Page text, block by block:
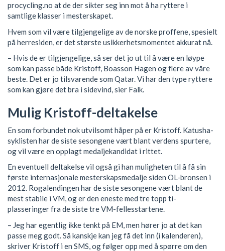
procycling.no at de der sikter seg inn mot å ha ryttere i
samtlige klasser i mesterskapet.
Hvem som vil være tilgjengelige av de norske proffene, spesielt
på herresiden, er det største usikkerhetsmomentet akkurat nå.
– Hvis de er tilgjengelige, så ser det jo ut til å være en løype
som kan passe både Kristoff, Boasson Hagen og flere av våre
beste. Det er jo tilsvarende som Qatar. Vi har den type ryttere
som kan gjøre det bra i sidevind, sier Falk.
Mulig Kristoff-deltakelse
En som forbundet nok utvilsomt håper på er Kristoff. Katusha-
syklisten har de siste sesongene vært blant verdens spurtere,
og vil være en opplagt medaljekandidat i rittet.
En eventuell deltakelse vil også gi han muligheten til å få sin
første internasjonale mesterskapsmedalje siden OL-bronsen i
2012. Rogalendingen har de siste sesongene vært blant de
mest stabile i VM, og er den eneste med tre topp ti-
plasseringer fra de siste tre VM-fellesstartene.
– Jeg har egentlig ikke tenkt på EM, men hører jo at det kan
passe meg godt. Så kanskje kan jeg få det inn (i kalenderen),
skriver Kristoff i en SMS, og følger opp med å spørre om den